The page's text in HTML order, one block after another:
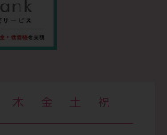
木 金 土 祝